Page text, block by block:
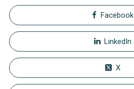
Facebook
LinkedIn
X